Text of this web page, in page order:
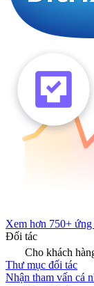
Xem hơn 750+
Đối tác
Cho khách
Thư mục đối tác
Nhận tham vấn cá